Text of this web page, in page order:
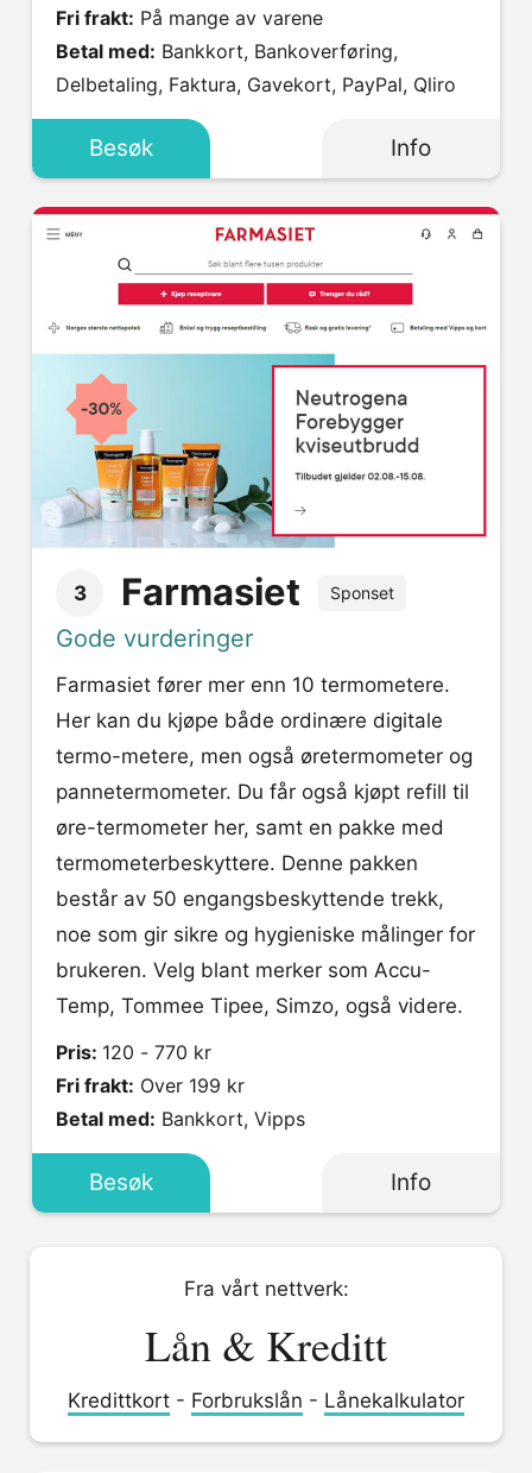
Fri frakt: På mange av varene
Betal med:
Delbetaling, Faktura, Gavekort, PayPal, Qliro
Besøk Info
3 Farmasiet Sponset
Gode vurderinger
Farmasiet fører mer enn 10 termometere.
Her kan du kjøpe både ordinære digitale
termo-metere, men også øretermometer og
pannetermometer. Du får også kjøpt refill til
øre-termometer her, samt en pakke med
termometerbeskyttere. Denne pakken
består av 50 engangsbeskyttende trekk,
noe som gir sikre og hygieniske målinger for
brukeren. Velg blant merker som Accu-
Temp, Tommee Tipee, Simzo, også videre.
Pris: 120 - 770 kr
Fri frakt: Over 199 kr
Betal med: Bankkort, Vipps
Besøk Info
Fra vårt nettverk:
Lån & Kreditt
Kredittkort - Forbrukslån - Lånekalkulator